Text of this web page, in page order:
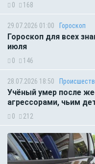
0 168
29.07.2026 01:00 Гороскоп
Гороскоп для всех
июля
0 146
28.07.2026 18:50
Учёный умер после
агрессорами, чьим
0 212